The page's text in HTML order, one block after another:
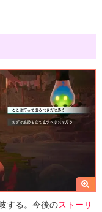
する。今後のストーリ